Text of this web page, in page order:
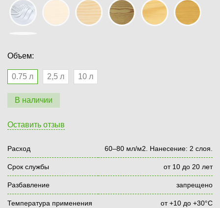
Объем:
0.75 л 2,5 л 10 л
В наличии
Оставить отзыв
Расход 60–80 мл/м2. Нанесение: 2 слоя.
Срок службы от 10 до 20 лет
Разбавление запрещено
Температура применения от +10 до +30°С